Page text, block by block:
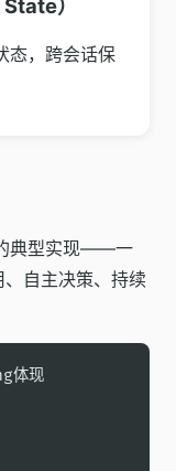
）
态，跨会话保
典型实现——一
自主决策、持续
体现